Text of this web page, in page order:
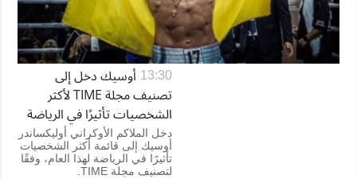
13:30 أوسيك دخل إلى
تصنيف مجلة TIME لأكثر
الشخصيات تأثيرًا في الرياضة
دخل الملاكم الأوكراني أوليكساندر
أوسيك إلى قائمة أكثر الشخصيات
تأثيرًا في الرياضة لهذا العام، وفقًا
لتصنيف مجلة TIME.